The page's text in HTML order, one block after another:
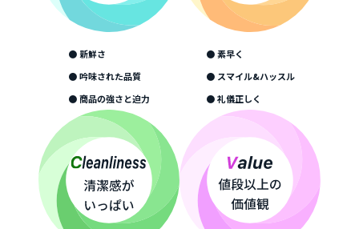
● 新鮮さ
● 吟味された品質
● 商品の強さと迫力
● 素早く
● スマイル&ハッスル
● 礼儀正しく